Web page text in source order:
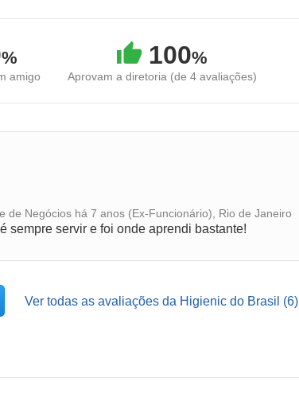
%
amigo
100%
Aprovam a diretoria (de 4 avaliações)
de Negócios há 7 anos (Ex-Funcionário), Rio de Janeiro
sempre servir e foi onde aprendi bastante!
Ver todas as avaliações da Higienic do Brasil (6)